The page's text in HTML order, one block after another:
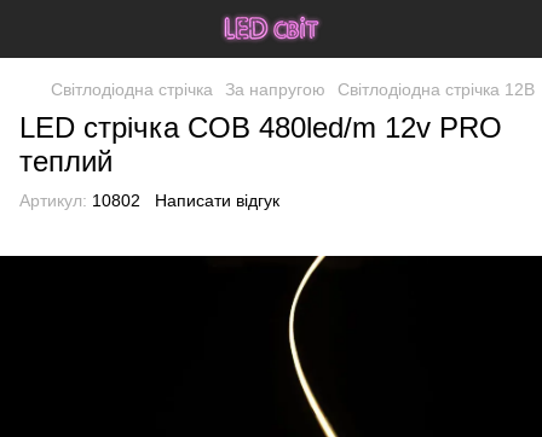
Світлодіодна стрічка За напругою Світлодіодна стрічка 12В
LED стрічка COB 480led/m 12v PRO
теплий
Артикул: 10802 Написати відгук